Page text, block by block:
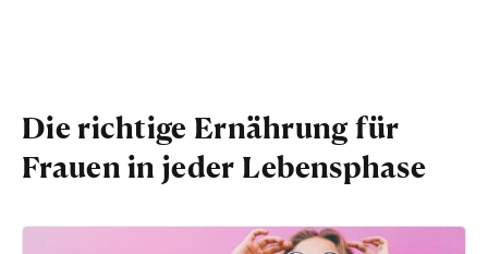
Die richtige Ernährung für
Frauen in jeder Lebensphase